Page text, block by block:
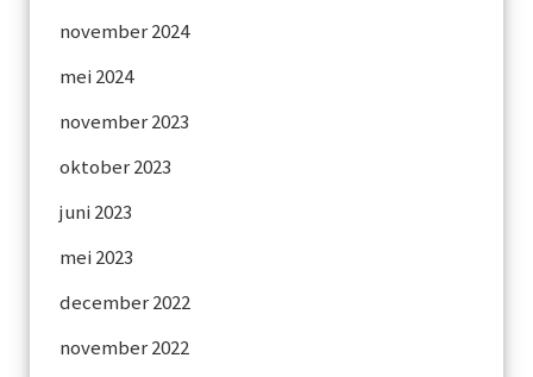
november 2024
mei 2024
november 2023
oktober 2023
juni 2023
mei 2023
december 2022
november 2022